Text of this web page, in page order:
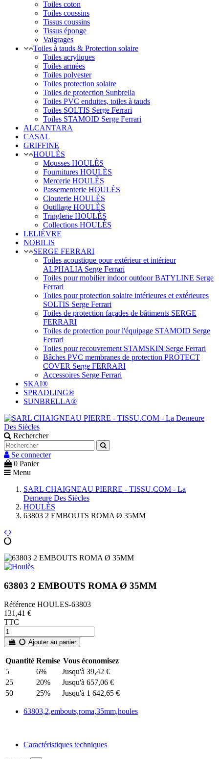
Toiles coton
Toiles coussins
Tissus coussins
Tissus éponge
Vaigrages
Toiles à tauds & Protection solaire
Toiles acryliques
Toiles armées
Toiles polyester
Toiles protection solaire
Toiles de protection Sunbrella
Toiles PVC enduites, toiles à tauds
Toiles SOLTIS Serge Ferrari
Toiles STAMOID Serge Ferrari
ALCANTARA
CASAL
GRIFFINE
HOULÈS
Mousses HOULÈS
Fournitures HOULÈS
Mercerie HOULÈS
Passementerie HOULÈS
Clouterie HOULÈS
Outillage HOULÈS
Tringlerie HOULÈS
Collections HOULÈS
LELIÈVRE
NOBILIS
SERGE FERRARI
Toiles acoustique pour extérieur et intérieur
ALPHALIA Serge Ferrari
Toiles pour mobilier indoor outdoor BATYLINE Serge
Ferrari
Toiles pour protection solaire intérieures et extérieures
SOLTIS Serge Ferrari
Toiles de protection façades de bâtiments SERGE
FERRARI
Toiles de protection pour l'équipage STAMOID Serge
Ferrari
Toiles pour recouvrement STAMSKIN Serge Ferrari
Bâches PVC membranes de protection PROTECT
COVER Serge FERRARI
Accessoires Serge Ferrari
SKAI®
SPRADLING®
SUNBRELLA®
Rechercher
Se connecter
0 Panier
Menu
SARL CHAIGNEAU PIERRE - TISSU.COM - La
Demeure Des Siècles
HOULÈS
63803 2 EMBOUTS ROMA Ø 35MM
63803 2 EMBOUTS ROMA Ø 35MM
Référence HOULES-63803
131,41 €
TTC
Ajouter au panier
Quantité Remise Vous économisez
5
6%
Jusqu'à 39,42 €
25
20%
Jusqu'à 657,06 €
50
25% Jusqu'à 1 642,65 €
63803,2,embouts,roma,35mm,houles
Caractéristiques techniques